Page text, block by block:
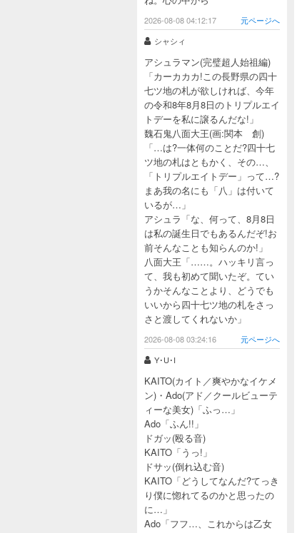
2026-08-08 04:12:17
元ページへ
シャシィ
アシュラマン(完璧超人始祖編)
「カーカカカ!この長野県の四十
七ツ地の札が欲しければ、今年
の令和8年8月8日のトリプルエイ
トデーを私に譲るんだな!」
魏石鬼八面大王(画:関本 創)
「…は?一体何のことだ?四十七
ツ地の札はともかく、その…、
「トリプルエイトデー」って…?
まあ我の名にも「八」は付いて
いるが…」
アシュラ「な、何って、8月8日
は私の誕生日でもあるんだぞ!お
前そんなことも知らんのか!」
八面大王「……。ハッキリ言っ
て、我も初めて聞いたぞ。てい
うかそんなことより、どうでも
いいから四十七ツ地の札をさっ
さと渡してくれないか」
2026-08-08 03:24:16
元ページへ
Y･U･I
KAITO(カイト／爽やかなイケメ
ン)・Ado(アド／クールビューテ
ィーな美女)「ふっ…」
Ado「ふん!!」
ドガッ(殴る音)
KAITO「うっ!」
ドサッ(倒れ込む音)
KAITO「どうしてなんだ?てっき
り僕に惚れてるのかと思ったの
に…」
Ado「フフ…、これからは乙女